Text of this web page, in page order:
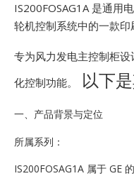
IS200FOSAG1A 是通用
轮机控制系统中的一款印
专为风力发电主控制柜
化控制功能。
以下
一、产品背景与定位
所属系列：
IS200FOSAG1A 属于 GE